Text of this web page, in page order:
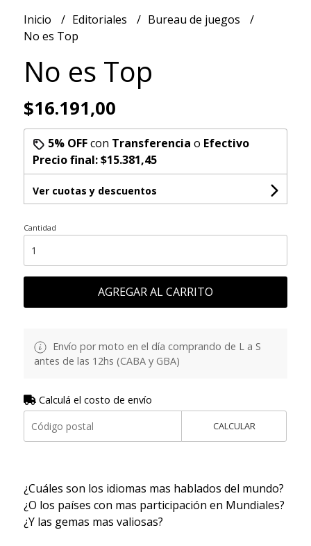
Inicio Editoriales
Bureau de juegos
No es Top
No es Top
$16.191,00
5% OFFcon Transferencia o Efectivo
Precio final:$15.381,45
Ver cuotas y descuentos
Cantidad
AGREGAR AL CARRITO
Envío por moto en el día comprando de L a S
antes de las 12hs (CABA y GBA)
Calculá el costo de envío
CALCULAR
¿Cuáles son los idiomas mas hablados del mundo?
¿O los países con mas participación en Mundiales?
¿Y las gemas mas valiosas?